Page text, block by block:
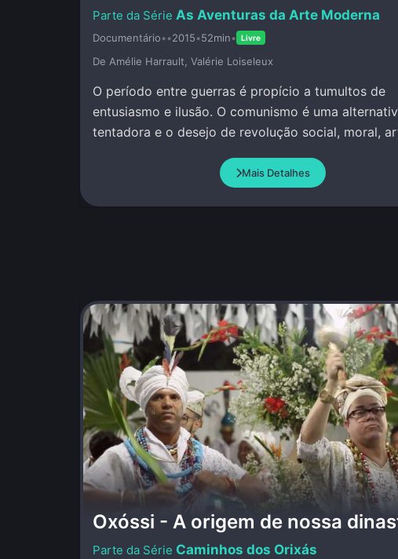
As Aventuras da Arte Moderna
Documentário••2015•52min• Livre
De Amélie Harrault, Valérie Loiseleux
O período entre guerras é propício a tumultos de
entusiasmo e ilusão. O comunismo é uma
tentadora e o desejo de revolução social, moral,
Mais Detalhes
Oxóssi - A origem de nossa
Caminhos dos Orixás